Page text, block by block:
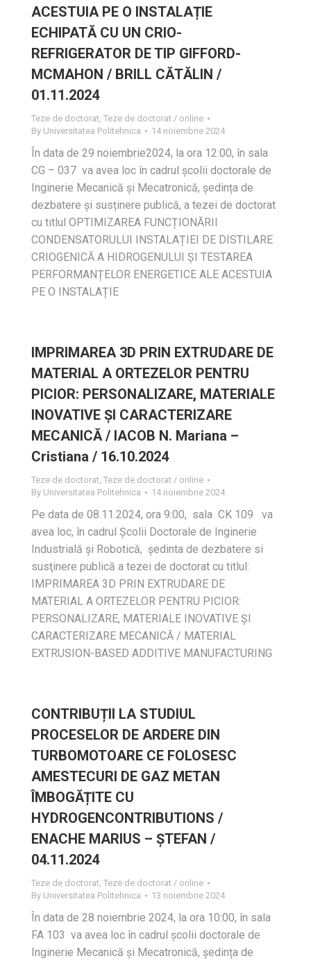
ACESTUIA PE O INSTALAȚIE
ECHIPATĂ CU UN CRIO-
REFRIGERATOR DE TIP GIFFORD-
MCMAHON / BRILL CĂTĂLIN /
01.11.2024
Teze de doctorat, Teze de doctorat / online
By Universitatea Politehnica 14 noiembrie 2024
În data de 29 noiembrie2024, la ora 12:00, în sala
CG – 037 va avea loc în cadrul școlii doctorale de
Inginerie Mecanică și Mecatronică, ședința de
dezbatere și susținere publică, a tezei de doctorat
cu titlul OPTIMIZAREA FUNCȚIONĂRII
CONDENSATORULUI INSTALAȚIEI DE DISTILARE
CRIOGENICĂ A HIDROGENULUI ȘI TESTAREA
PERFORMANȚELOR ENERGETICE ALE ACESTUIA
PE O INSTALAȚIE
IMPRIMAREA 3D PRIN EXTRUDARE DE
MATERIAL A ORTEZELOR PENTRU
PICIOR: PERSONALIZARE, MATERIALE
INOVATIVE ȘI CARACTERIZARE
MECANICĂ / IACOB N. Mariana –
Cristiana / 16.10.2024
Teze de doctorat, Teze de doctorat / online
By Universitatea Politehnica 14 noiembrie 2024
Pe data de 08.11.2024, ora 9:00, sala CK 109 va
avea loc, în cadrul Școlii Doctorale de Inginerie
Industrială și Robotică, ședinta de dezbatere si
susţinere publică a tezei de doctorat cu titlul:
IMPRIMAREA 3D PRIN EXTRUDARE DE
MATERIAL A ORTEZELOR PENTRU PICIOR:
PERSONALIZARE, MATERIALE INOVATIVE ȘI
CARACTERIZARE MECANICĂ / MATERIAL
EXTRUSION-BASED ADDITIVE MANUFACTURING
CONTRIBUȚII LA STUDIUL
PROCESELOR DE ARDERE DIN
TURBOMOTOARE CE FOLOSESC
AMESTECURI DE GAZ METAN
ÎMBOGĂȚITE CU
HYDROGENCONTRIBUTIONS /
ENACHE MARIUS – ȘTEFAN /
04.11.2024
Teze de doctorat, Teze de doctorat / online
By Universitatea Politehnica 13 noiembrie 2024
În data de 28 noiembrie 2024, la ora 10:00, în sala
FA 103 va avea loc în cadrul școlii doctorale de
Inginerie Mecanică și Mecatronică, ședința de